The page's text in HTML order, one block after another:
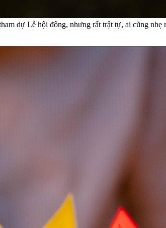
dự Lễ hội đông, nhưng rất trật tự, ai cũng